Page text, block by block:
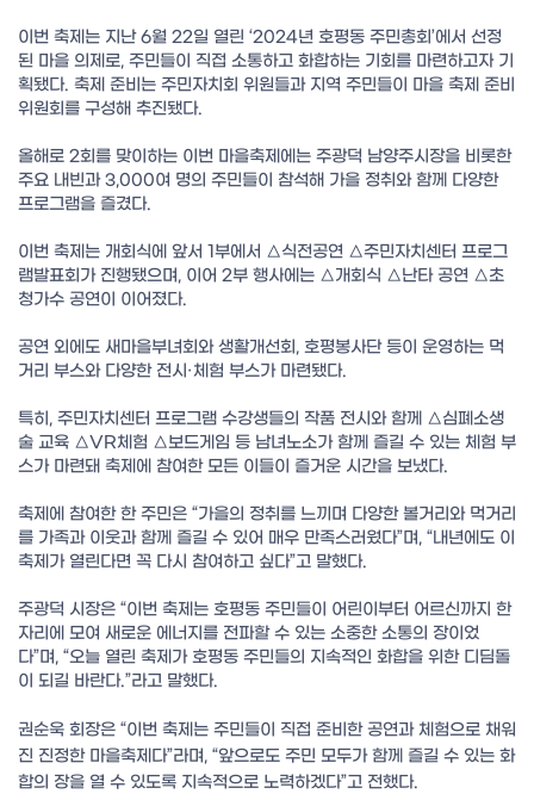
이번 축제는 지난 6월 22일 열린 ‘2024년 호평동 주민총회’에서 선정
된 마을 의제로, 주민들이 직접 소통하고 화합하는 기회를 마련하고자 기
획됐다. 축제 준비는 주민자치회 위원들과 지역 주민들이 마을 축제 준비
위원회를 구성해 추진됐다.
올해로 2회를 맞이하는 이번 마을축제에는 주광덕 남양주시장을 비롯한
주요 내빈과 3,000여 명의 주민들이 참석해 가을 정취와 함께 다양한
프로그램을 즐겼다.
이번 축제는 개회식에 앞서 1부에서 △식전공연 △주민자치센터 프로그
램발표회가 진행됐으며, 이어 2부 행사에는 △개회식 △난타 공연 △초
청가수 공연이 이어졌다.
공연 외에도 새마을부녀회와 생활개선회, 호평봉사단 등이 운영하는 먹
거리 부스와 다양한 전시·체험 부스가 마련됐다.
특히, 주민자치센터 프로그램 수강생들의 작품 전시와 함께 △심폐소생
술 교육 △VR체험 △보드게임 등 남녀노소가 함께 즐길 수 있는 체험 부
스가 마련돼 축제에 참여한 모든 이들이 즐거운 시간을 보냈다.
축제에 참여한 한 주민은 “가을의 정취를 느끼며 다양한 볼거리와 먹거리
를 가족과 이웃과 함께 즐길 수 있어 매우 만족스러웠다”며, “내년에도 이
축제가 열린다면 꼭 다시 참여하고 싶다”고 말했다.
주광덕 시장은 “이번 축제는 호평동 주민들이 어린이부터 어르신까지 한
자리에 모여 새로운 에너지를 전파할 수 있는 소중한 소통의 장이었
다”며, “오늘 열린 축제가 호평동 주민들의 지속적인 화합을 위한 디딤돌
이 되길 바란다.”라고 말했다.
권순욱 회장은 “이번 축제는 주민들이 직접 준비한 공연과 체험으로 채워
진 진정한 마을축제다”라며, “앞으로도 주민 모두가 함께 즐길 수 있는 화
합의 장을 열 수 있도록 지속적으로 노력하겠다”고 전했다.